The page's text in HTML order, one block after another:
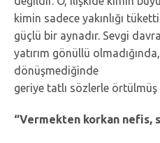
kimin sadece yakınlığı
güçlü bir aynadır. Sevgi
yatırım gönüllü
dönüşmediğinde
geriye tatlı sözlerle örtülmüş
“Vermekten korkan nefis,